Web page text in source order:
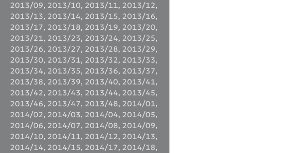
2013/09, 2013/10, 2013/11, 2013/12,
2013/13, 2013/14, 2013/15, 2013/16,
2013/17, 2013/18, 2013/19, 2013/20,
2013/21, 2013/23, 2013/24, 2013/25,
2013/26, 2013/27, 2013/28, 2013/29,
2013/30, 2013/31, 2013/32, 2013/33,
2013/34, 2013/35, 2013/36, 2013/37,
2013/38, 2013/39, 2013/40, 2013/41,
2013/42, 2013/43, 2013/44, 2013/45,
2013/46, 2013/47, 2013/48, 2014/01,
2014/02, 2014/03, 2014/04, 2014/05,
2014/06, 2014/07, 2014/08, 2014/09,
2014/10, 2014/11, 2014/12, 2014/13,
2014/14, 2014/15, 2014/17, 2014/18,